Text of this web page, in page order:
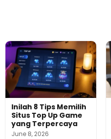
Inilah 8 Tips Memilih
Situs Top Up Game
yang Terpercaya
June 8, 2026